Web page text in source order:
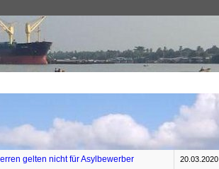
Themen
gelten nicht für Asylbewerber 20.03.2020